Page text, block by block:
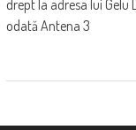
drept la adresa lui Gelu
odată Antena 3